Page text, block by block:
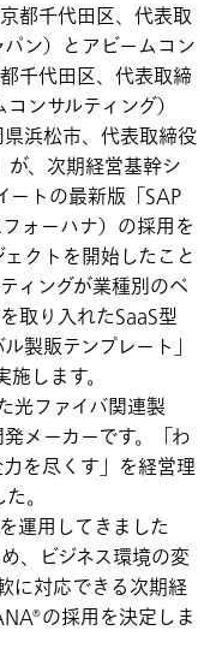
都千代田区、代表取
ン）とアビームコン
千代田区、代表取締
ンサルティング）
浜松市、代表取締役
、次期経営基幹シ
ートの最新版「SAP
ォーハナ）の採用を
クトを開始したこと
ィングが業種別のベ
取り入れたSaaS型
製販テンプレート」
します。
光ファイバ関連製
メーカーです。「わ
を尽くす」を経営理
。
運用してきました
、ビジネス環境の変
に対応できる次期経
の採用を決定しま